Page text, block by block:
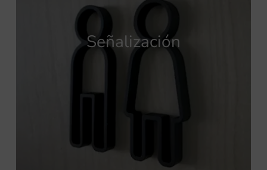
Señalización